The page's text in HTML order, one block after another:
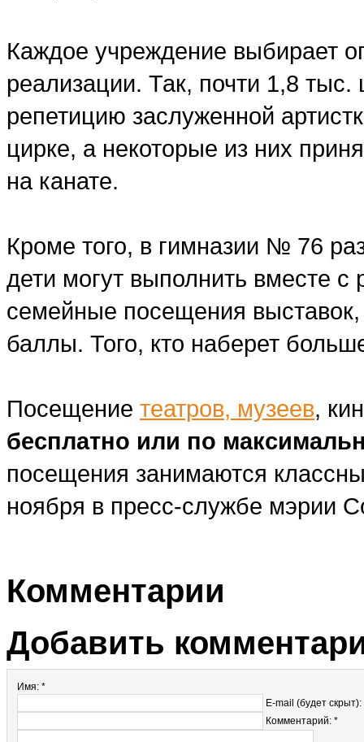
Каждое учреждение выбирает
реализации. Так, почти 1,8
репетицию заслуженной
цирке, а некоторые из них
на канате.
Кроме того, в гимназии № 76
дети могут выполнить вместе
семейные посещения выставок,
баллы. Того, кто наберет
Посещение театров, музеев,
бесплатно или по
посещения занимаются
ноября в пресс-службе мэрии
Комментарии
Добавить
Имя: *
E-mail (будет скрыт):
Комментарий: *